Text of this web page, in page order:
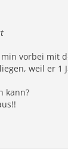
vorbei mit
weil er
kann?